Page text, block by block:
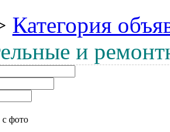
Категория
и
с фото